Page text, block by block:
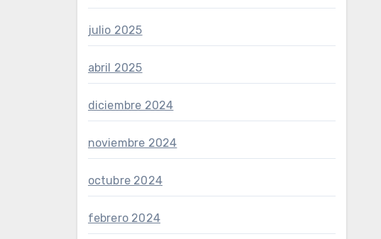
julio 2025
abril 2025
diciembre 2024
noviembre 2024
octubre 2024
febrero 2024